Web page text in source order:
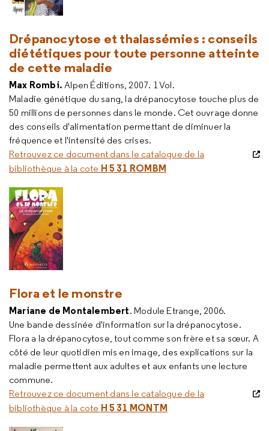
Drépanocytose et thalassémies : conseils
diététiques pour toute personne atteinte
de cette maladie
Max Rombi. Alpen Éditions, 2007. 1 Vol.
Maladie génétique du sang, la drépanocytose touche plus de
50 millions de personnes dans le monde. Cet ouvrage donne
des conseils d'alimentation permettant de diminuer la
fréquence et l'intensité des crises.
Retrouvez ce document dans le catalogue de la
bibliothèque à la cote H 5 31 ROMBM
Flora et le monstre
Mariane de Montalembert. Module Etrange, 2006.
Une bande dessinée d'information sur la drépanocytose.
Flora a la drépanocytose, tout comme son frère et sa sœur. A
côté de leur quotidien mis en image, des explications sur la
maladie permettent aux adultes et aux enfants une lecture
commune.
Retrouvez ce document dans le catalogue de la
bibliothèque à la cote H 5 31 MONTM